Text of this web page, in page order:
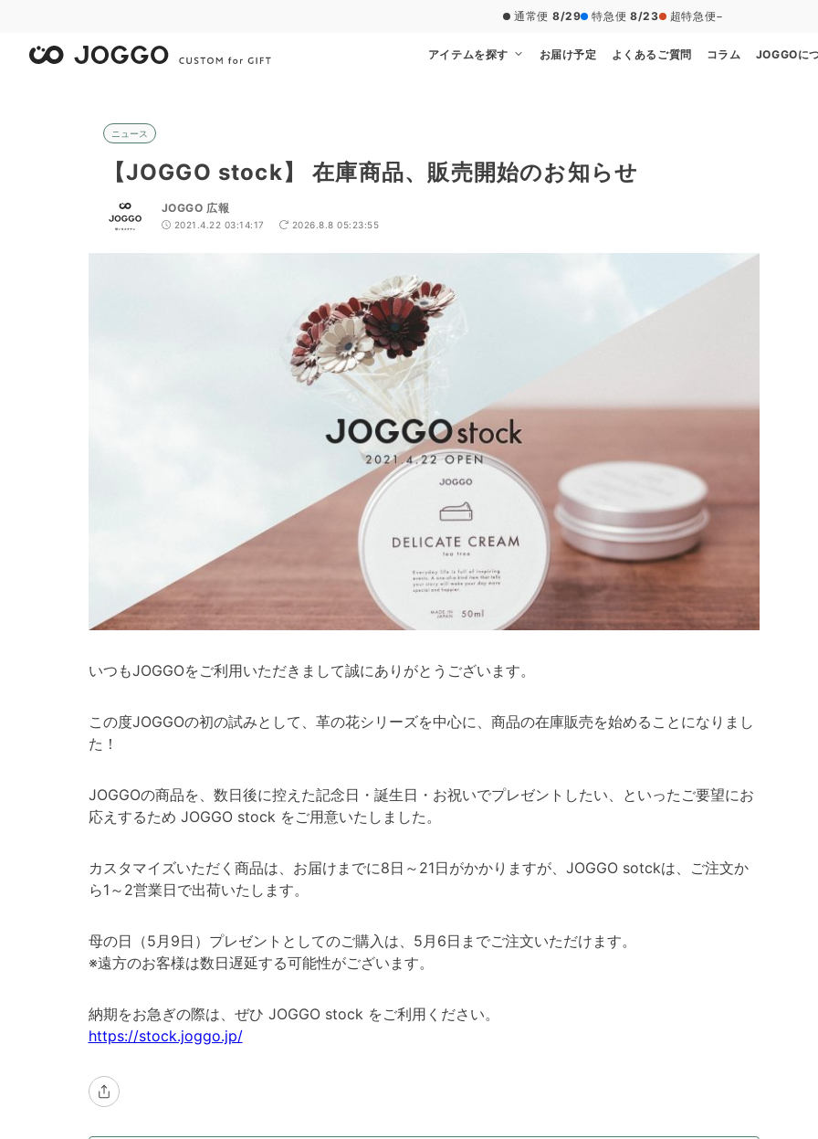
通常便 8/29 特急便 8/23 超特急便−
アイテムを探す お届け予定 よくあるご質問 コラム JOGGOに
ニュース
【JOGGO stock】 在庫商品、販売開始のお知らせ
JOGGO 広報
2021.4.22 03:14:17 2026.8.8 05:23:55
いつもJOGGOをご利用いただきまして誠にありがとうございます。
この度JOGGOの初の試みとして、革の花シリーズを中心に、商品の在庫販売を始めることになりまし
た！
JOGGOの商品を、数日後に控えた記念日・誕生日・お祝いでプレゼントしたい、といったご要望にお
応えするため JOGGO stock をご用意いたしました。
カスタマイズいただく商品は、お届けまでに8日～21日がかかりますが、JOGGO sotckは、ご注文か
ら1～2営業日で出荷いたします。
母の日（5月9日）プレゼントとしてのご購入は、5月6日までご注文いただけます。
※遠方のお客様は数日遅延する可能性がございます。
納期をお急ぎの際は、ぜひ JOGGO stock をご利用ください。
https://stock.joggo.jp/